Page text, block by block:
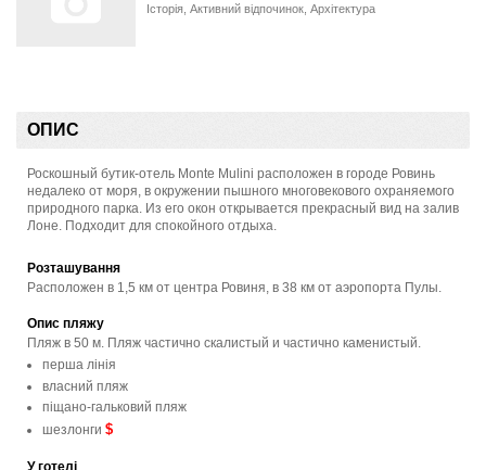
Історія, Активний відпочинок, Архітектура
ОПИС
Роскошный бутик-отель Monte Mulini расположен в городе Ровинь
недалеко от моря, в окружении пышного многовекового охраняемого
природного парка. Из его окон открывается прекрасный вид на залив
Лоне. Подходит для спокойного отдыха.
Розташування
Расположен в 1,5 км от центра Ровиня, в 38 км от аэропорта Пулы.
Опис пляжу
Пляж в 50 м. Пляж частично скалистый и частично каменистый.
перша лінія
власний пляж
піщано-гальковий пляж
шезлонги $
У готелі